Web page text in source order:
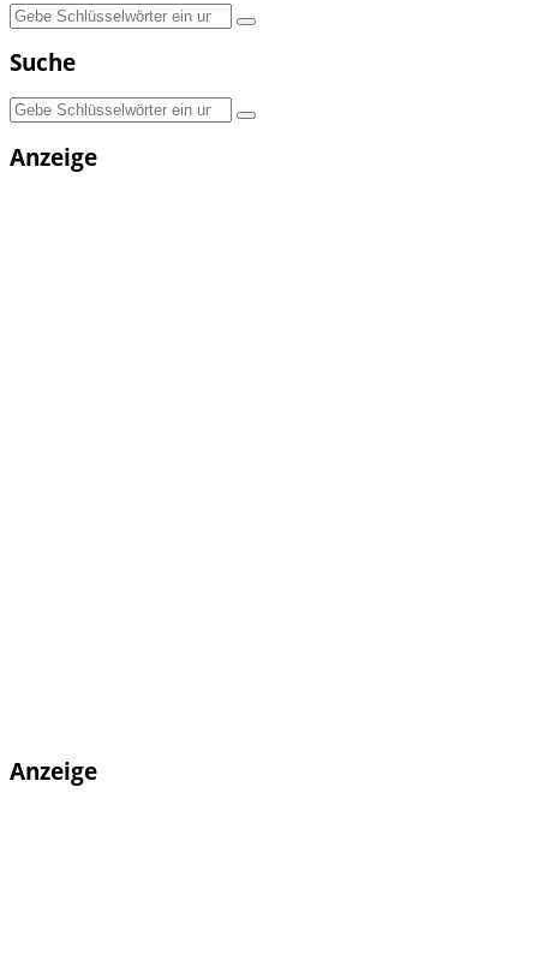
Suchen
nach:
Suche
Suchen
nach:
Anzeige
Anzeige